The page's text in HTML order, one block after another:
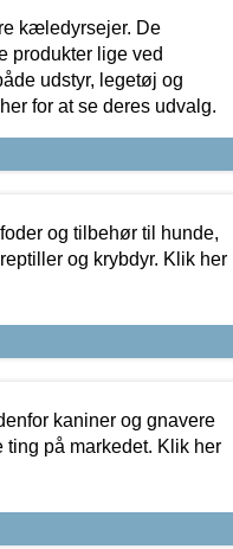
kæledyrsejer. De
produkter lige ved
udstyr, legetøj og
for at se deres udvalg.
og tilbehør til hunde,
og krybdyr. Klik her
kaniner og gnavere
ting på markedet. Klik her